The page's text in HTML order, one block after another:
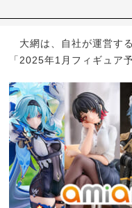
大網は、自社が運営す
「2025年1月フィギュア